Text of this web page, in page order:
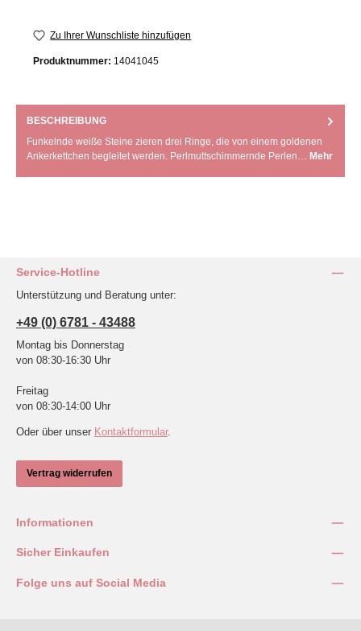
Zu Ihrer Wunschliste hinzufügen
Produktnummer: 14041045
BESCHREIBUNG
Funkelnde weiße Steine zieren drei Ringe, die von einem goldenen
Ankerkettchen begleitet werden. Perlmuttschimmernde Perlen… Mehr
Service-Hotline
Unterstützung und Beratung unter:
+49 (0) 6781 - 43488
Montag bis Donnerstag
von 08:30-16:30 Uhr
Freitag
von 08:30-14:00 Uhr
Oder über unser Kontaktformular.
Vertrag widerrufen
Informationen
Sicher Einkaufen
Folge uns auf Social Media